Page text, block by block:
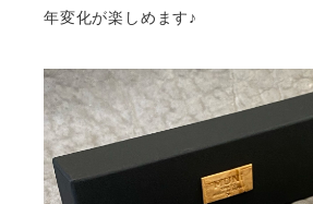
年変化が楽しめます♪